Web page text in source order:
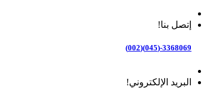
إتصل بنا!
3368069-(045)(002)
البريد الإلكتروني!